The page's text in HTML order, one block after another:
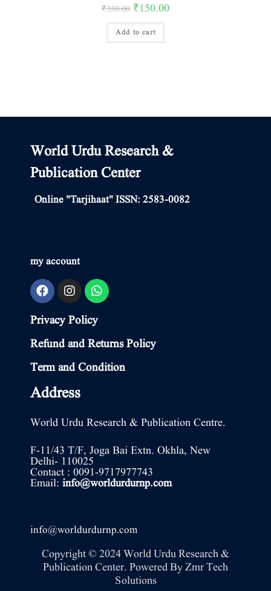
₹350.00 ₹150.00
Add to cart
World Urdu Research &
Publication Center
Online "Tarjihaat" ISSN: 2583-0082
my account
Privacy Policy
Refund and Returns Policy
Term and Condition
Address
World Urdu Research & Publication Centre.
F-11/43 T/F, Joga Bai Extn. Okhla, New
Delhi- 110025
Contact : 0091-9717977743
Email: info@worldurdurnp.com
info@worldurdurnp.com
Copyright © 2024 World Urdu Research &
Publication Center. Powered ByZmr Tech
Solutions